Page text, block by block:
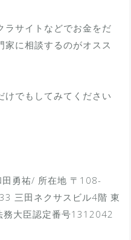
ラサイトなどでお金をだ
家に相談するのがオスス
けでもしてみてください
勇祐/ 所在地 〒108-
三田ネクサスビル4階 東
大臣認定番号1312042